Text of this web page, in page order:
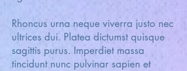
Rhoncus urna neque viverra justo nec
ultrices dui. Platea dictumst quisque
sagittis purus. Imperdiet massa
tincidunt nunc pulvinar sapien et